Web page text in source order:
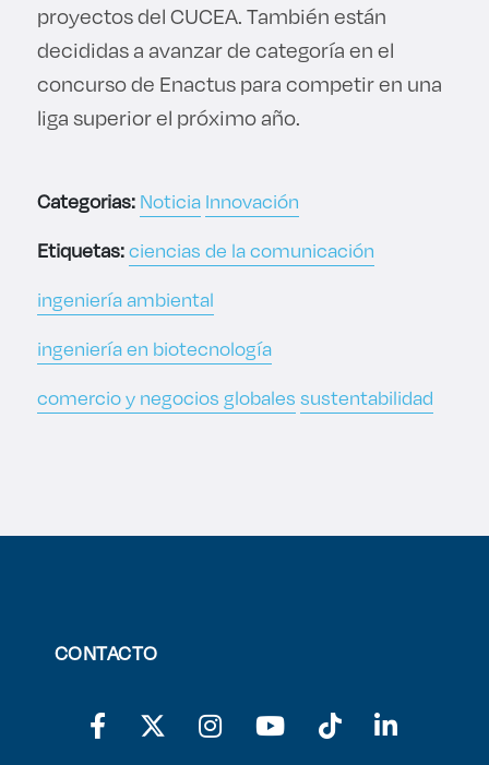
proyectos del CUCEA. También están
decididas a avanzar de categoría en el
concurso de Enactus para competir en una
liga superior el próximo año.
Categorias:Noticia Innovación
Etiquetas:ciencias de la comunicación
ingeniería ambiental
ingeniería en biotecnología
comercio y negocios globalessustentabilidad
CONTACTO